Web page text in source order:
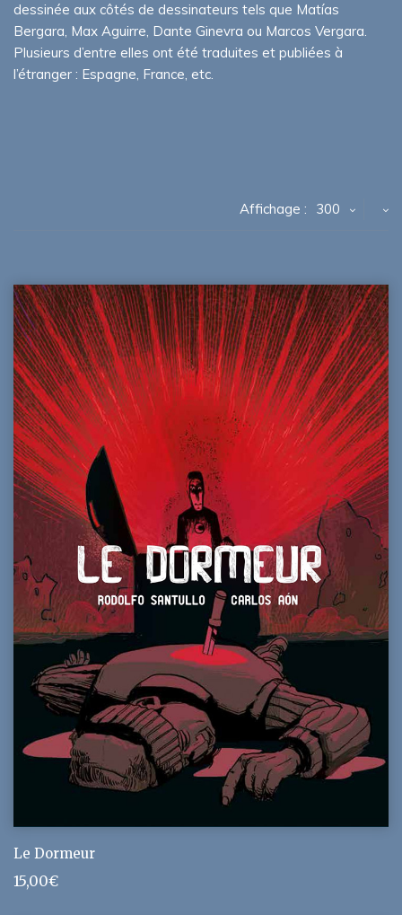
dessinée aux côtés de dessinateurs tels que Matías
Bergara, Max Aguirre, Dante Ginevra ou Marcos Vergara.
Plusieurs d’entre elles ont été traduites et publiées à
l’étranger : Espagne, France, etc.
Affichage : 300
Le Dormeur
15,00€